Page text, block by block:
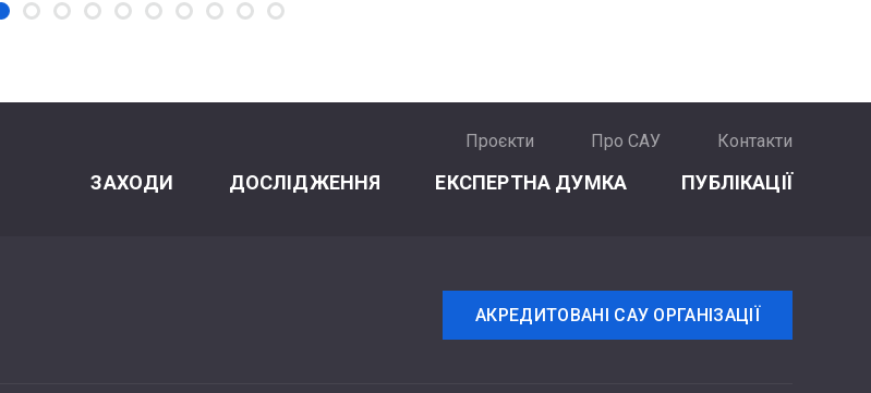
Проєкти Про САУ Контакти
ЗАХОДИ ДОСЛІДЖЕННЯ ЕКСПЕРТНА ДУМКА ПУБЛІКАЦІЇ
АКРЕДИТОВАНІ САУ ОРГАНІЗАЦІЇ